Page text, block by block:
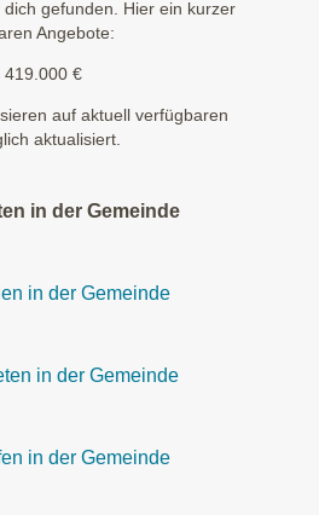
gefunden. Hier ein kurzer
Angebote:
419.000 €
auf aktuell verfügbaren
aktualisiert.
in der Gemeinde
in der Gemeinde
in der Gemeinde
in der Gemeinde